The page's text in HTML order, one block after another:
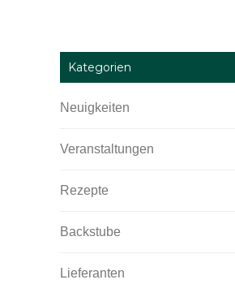
Kategorien
Neuigkeiten
Veranstaltungen
Rezepte
Backstube
Lieferanten